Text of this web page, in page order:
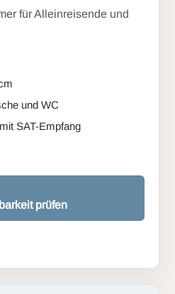
für Alleinreisende und
und WC
SAT-Empfang
prüfen